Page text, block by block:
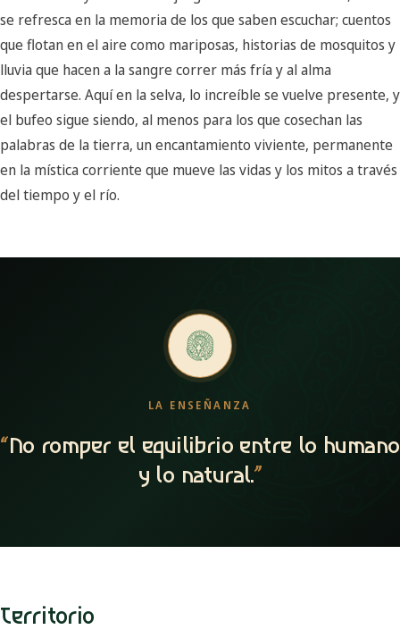
se refresca en la memoria de los que saben escuchar; cuentos
que flotan en el aire como mariposas, historias de mosquitos y
lluvia que hacen a la sangre correr más fría y al alma
despertarse. Aquí en la selva, lo increíble se vuelve presente, y
el bufeo sigue siendo, al menos para los que cosechan las
palabras de la tierra, un encantamiento viviente, permanente
en la mística corriente que mueve las vidas y los mitos a través
del tiempo y el río.
LA ENSEÑANZA
“No romper el equilibrio entre lo humano
y lo natural.”
Territorio